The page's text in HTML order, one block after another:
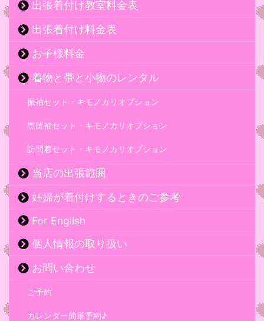
出張着付け教室料金表
出張着付け料金表
お子様料金
着物と帯と小物のレンタル
振袖セット・キモノカリオプション
黒留袖セット・キモノカリオプション
訪問着セット・キモノカリオプション
当店の出張範囲
妊婦が着付けするときのご参考
For English
個人情報の取り扱い
お問い合わせ
ご予約
カレンダー簡単予約♪